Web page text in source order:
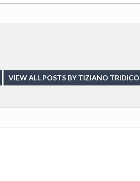
VIEW ALL POSTS BY TIZIANO TRIDICO